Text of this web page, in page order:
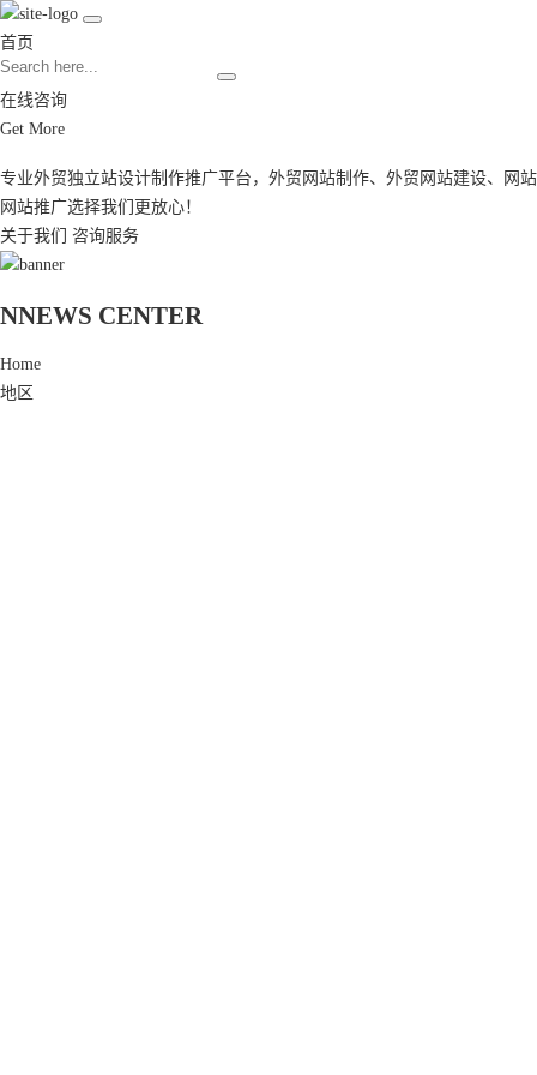
首页
在线咨询
Get More
专业外贸独立站设计制作推广平台， 外贸网站制作、 外贸网站建设、
网站
网站推广选择我们更放心！
关于我们
咨询服务
NNEWS CENTER
Home
地区